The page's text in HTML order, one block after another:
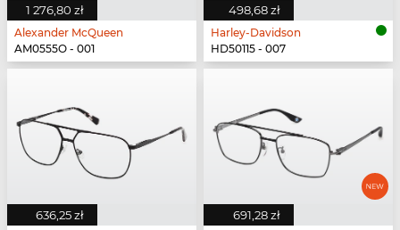
1 276,80 zł
Alexander McQueen
AM0555O - 001
498,68 zł
Harley-Davidson
HD50115 - 007
636,25 zł 691,28 zł